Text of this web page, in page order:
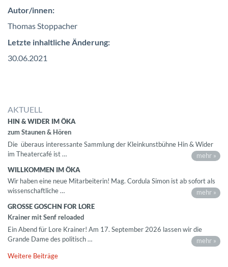
Autor/innen:
Thomas Stoppacher
Letzte inhaltliche Änderung:
30.06.2021
AKTUELL
HIN & WIDER IM ÖKA
zum Staunen & Hören
Die überaus interessante Sammlung der Kleinkunstbühne Hin & Wider
im Theatercafé ist …
mehr »
WILLKOMMEN IM ÖKA
Wir haben eine neue Mitarbeiterin! Mag. Cordula Simon ist ab sofort als
wissenschaftliche …
mehr »
GROSSE GOSCHN FOR LORE
Krainer mit Senf reloaded
Ein Abend für Lore Krainer! Am 17. September 2026 lassen wir die
Grande Dame des politisch …
mehr »
Weitere Beiträge